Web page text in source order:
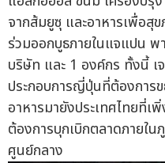
จากส้มยูซุ และอาหารเพื่อ
ร่วมออกบูธภายในแจแปน พ
บริษัท และ 1 องค์กร ทั้งนี้
ประกอบการญี่ปุ่นที่ต้องการ
อาหารมายังประเทศไทยที่
ต้องการบุกเบิกตลาดภายใน
ศูนย์กลาง